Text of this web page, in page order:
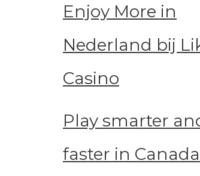
Enjoy More in
Nederland bij
Casino
Play smarter
faster in